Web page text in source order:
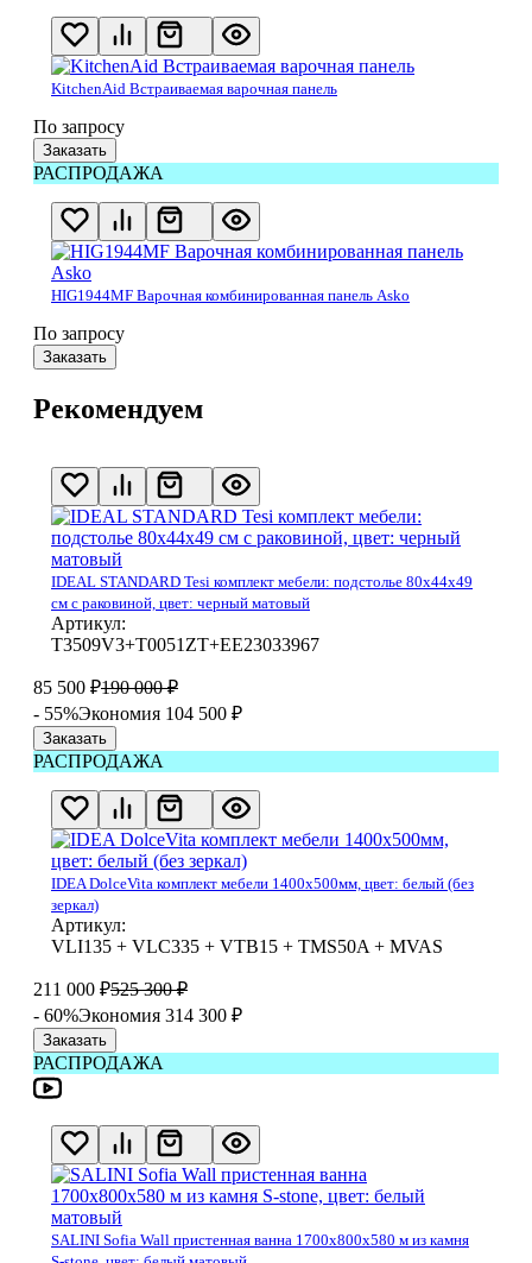
KitchenAid Встраиваемая варочная панель
По запросу
Заказать
РАСПРОДАЖА
HIG1944MF Варочная комбинированная панель Asko
По запросу
Заказать
Рекомендуем
IDEAL STANDARD Tesi комплект мебели: подстолье 80x44x49
см с раковиной, цвет: черный матовый
Артикул:
T3509V3+T0051ZT+EE23033967
85 500 ₽190 000 ₽
- 55%Экономия 104 500 ₽
Заказать
РАСПРОДАЖА
IDEA DolceVita комплект мебели 1400x500мм, цвет: белый (без
зеркал)
Артикул:
VLI135 + VLC335 + VTB15 + TMS50A + MVAS
211 000 ₽525 300 ₽
- 60%Экономия 314 300 ₽
Заказать
РАСПРОДАЖА
SALINI Sofia Wall пристенная ванна 1700х800х580 м из камня